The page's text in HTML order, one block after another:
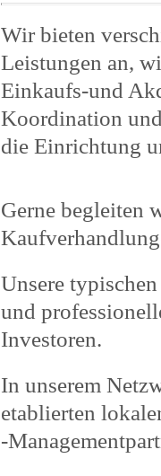
Wir bieten
Leistungen an,
Einkaufs-und
Koordination
die Einrichtung
Gerne begleiten
Unsere
und
Investoren.
In unserem
etablierten
-